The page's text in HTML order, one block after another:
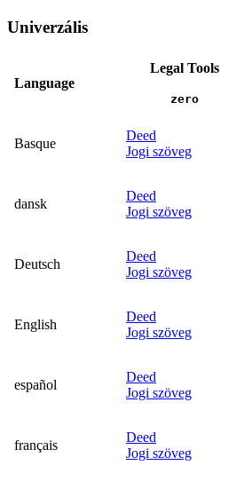
Univerzális
Language
Legal Tools
zero
Basque
Deed
Jogi szöveg
dansk
Deed
Jogi szöveg
Deutsch
Deed
Jogi szöveg
English
Deed
Jogi szöveg
español
Deed
Jogi szöveg
français
Deed
Jogi szöveg